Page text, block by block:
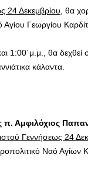
24 Δεκεμβρίου , θα
Αγίου Γεωργίου
1:00΄μ.μ., θα δεχθεί
κάλαντα.
π. Αμφιλόχιος
Γεννήσεως 24
Ναό Αγίων